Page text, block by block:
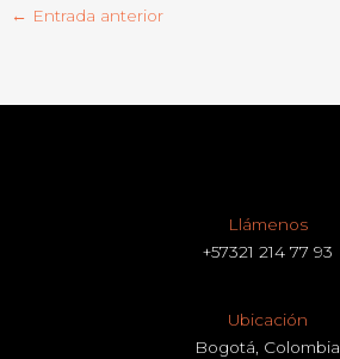
← Entrada anterior
Llámenos
+57321 214 77 93
Ubicación
Bogotá, Colombia